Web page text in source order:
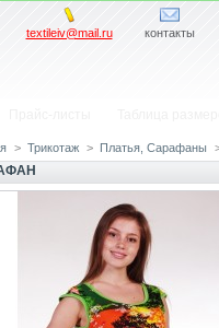
textileiv@mail.ru контакты
> Трикотаж > Платья, Сарафаны